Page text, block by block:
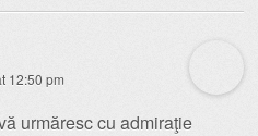
12:50 pm
urmăresc cu admiraţie